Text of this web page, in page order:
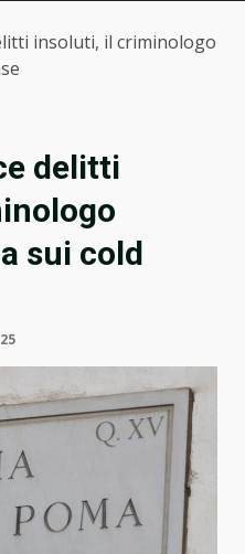
insoluti, il criminologo
delitti
sui cold